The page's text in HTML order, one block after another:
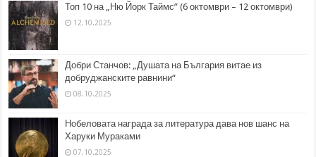
Топ 10 на „Ню Йорк Таймс” (6 октомври – 12 октомври)
12.10.2025
Добри Станчов: „Душата на България витае из
добруджанските равнини“
08.10.2025
Нобеловата награда за литература дава нов шанс на
Харуки Мураками
07.10.2025